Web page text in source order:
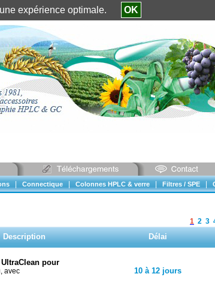
Identification client ||Mon compte
Connectique Colonnes HPLC & verre Filtres / SPE
1 2 3
Description Délai
pour
avec
10 à 12 jours
une expérience optimale. OK